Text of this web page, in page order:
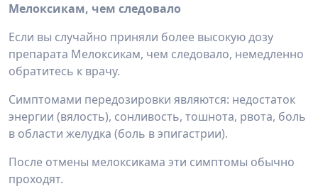
Мелоксикам, чем следовало
Если вы случайно приняли более высокую дозу
препарата Мелоксикам, чем следовало, немедленно
обратитесь к врачу.
Симптомами передозировки являются: недостаток
энергии (вялость), сонливость, тошнота, рвота, боль
в области желудка (боль в эпигастрии).
После отмены мелоксикама эти симптомы обычно
проходят.